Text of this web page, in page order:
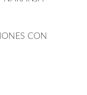
CON